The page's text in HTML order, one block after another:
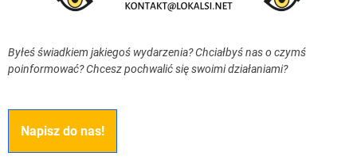
Byłeś świadkiem jakiegoś wydarzenia? Chciałbyś nas o czymś
poinformować? Chcesz pochwalić się swoimi działaniami?
Napisz do nas!